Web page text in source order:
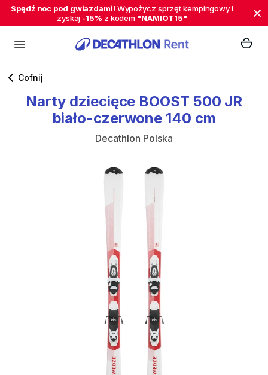
Spędź noc pod gwiazdami! Wypożycz sprzęt kempingowy i
zyskaj -15% z kodem "NAMIOT15"
Cofnij
Narty dziecięce BOOST 500 JR
biało-czerwone 140 cm
Decathlon Polska